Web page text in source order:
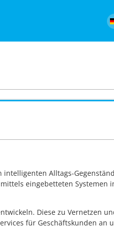
intelligenten Alltags-
eingebetteten Systemen
Diese zu Vernetzen
für Geschäftskunden an